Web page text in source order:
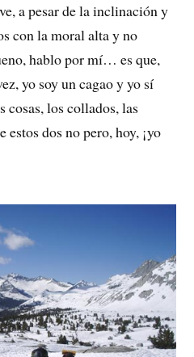
a pesar de la inclinación y
con la moral alta y no
hablo por mí… es que,
yo soy un cagao y yo sí
cosas, los collados, las
dos no pero, hoy, ¡yo